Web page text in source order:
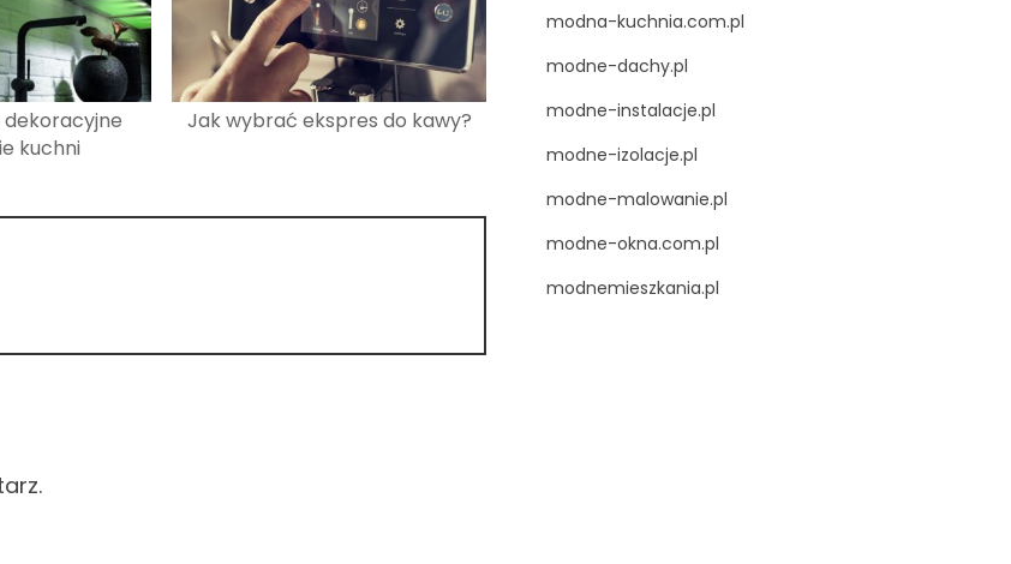
dekoracyjne
kuchni
Jak wybrać ekspres do kawy?
modna-kuchnia.com.pl
modne-dachy.pl
modne-instalacje.pl
modne-izolacje.pl
modne-malowanie.pl
modne-okna.com.pl
modnemieszkania.pl